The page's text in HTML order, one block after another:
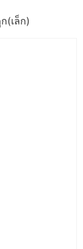
(เล็ก)